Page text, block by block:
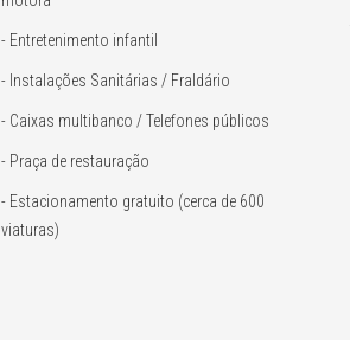
- Entretenimento infantil
- Instalações Sanitárias / Fraldário
- Caixas multibanco / Telefones públicos
- Praça de restauração
- Estacionamento gratuito (cerca de 600
viaturas)